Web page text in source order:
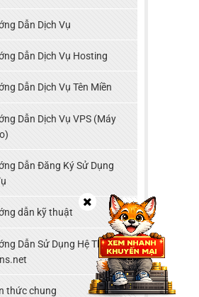
Dẫn Dịch Vụ
Dẫn Dịch Vụ Hosting
Dẫn Dịch Vụ Tên Miền
Dẫn Dịch Vụ VPS (Máy
Dẫn Đăng Ký Sử Dụng
dẫn kỹ thuật
Dẫn Sử Dụng Hệ Thống
thức chung